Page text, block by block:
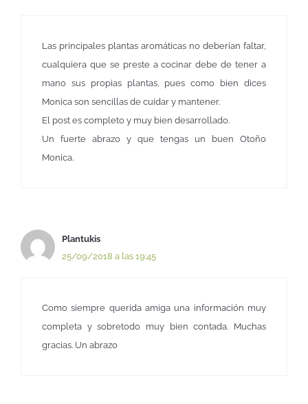
Las principales plantas aromáticas no deberían faltar,
cualquiera que se preste a cocinar debe de tener a
mano sus propias plantas, pues como bien dices
Monica son sencillas de cuidar y mantener.
El post es completo y muy bien desarrollado.
Un fuerte abrazo y que tengas un buen Otoño
Monica.
Plantukis
25/09/2018 a las 19:45
Como siempre querida amiga una información muy
completa y sobretodo muy bien contada. Muchas
gracias. Un abrazo